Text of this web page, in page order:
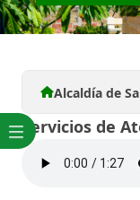
Alcaldía de
Servicios de